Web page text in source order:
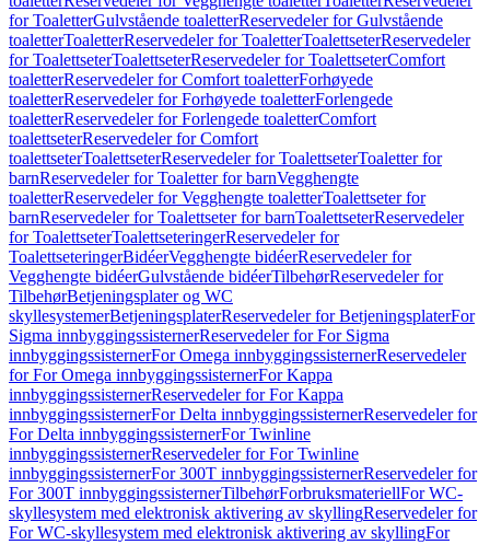
for ToaletterGulvstående toaletterReservedeler for Gulvstående
toaletterToaletterReservedeler for ToaletterToalettseterReservedeler
for ToalettseterToalettseterReservedeler for ToalettseterComfort
toaletterReservedeler for Comfort toaletterForhøyede
toaletterReservedeler for Forhøyede toaletterForlengede
toaletterReservedeler for Forlengede toaletterComfort
toalettseterReservedeler for Comfort
toalettseterToalettseterReservedeler for ToalettseterToaletter for
barnReservedeler for Toaletter for barnVegghengte
toaletterReservedeler for Vegghengte toaletterToalettseter for
barnReservedeler for Toalettseter for barnToalettseterReservedeler
for ToalettseterToalettseteringerReservedeler for
ToalettseteringerBidéerVegghengte bidéerReservedeler for
Vegghengte bidéerGulvstående bidéerTilbehørReservedeler for
TilbehørBetjeningsplater og WC
skyllesystemerBetjeningsplaterReservedeler for BetjeningsplaterFor
Sigma innbyggingssisternerReservedeler for For Sigma
innbyggingssisternerFor Omega innbyggingssisternerReservedeler
for For Omega innbyggingssisternerFor Kappa
innbyggingssisternerReservedeler for For Kappa
innbyggingssisternerFor Delta innbyggingssisternerReservedeler for
For Delta innbyggingssisternerFor Twinline
innbyggingssisternerReservedeler for For Twinline
innbyggingssisternerFor 300T innbyggingssisternerReservedeler for
For 300T innbyggingssisternerTilbehørForbruksmateriellFor WC-
skyllesystem med elektronisk aktivering av skyllingReservedeler for
For WC-skyllesystem med elektronisk aktivering av skyllingFor